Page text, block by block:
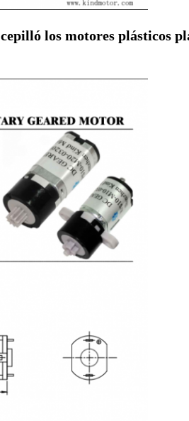
los motores plásticos